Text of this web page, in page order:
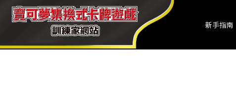
新手指南